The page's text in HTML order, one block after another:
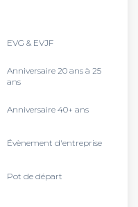
EVG & EVJF
Anniversaire 20 ans à 25
ans
Anniversaire 40+ ans
Évènement d'entreprise
Pot de départ